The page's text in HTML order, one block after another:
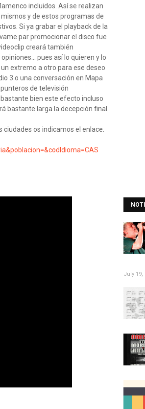
incluidos. Así se realizan
y de estos programas de
Si ya grabar el playback de la
par promocionar el disco fue
creará también
pues así lo quieren y lo
extremo a otro para ese deseo
3 o una conversación en Mapa
de televisión
bien este efecto incluso
bastante larga la decepción final.
os indicamos el enlace.
July 19,